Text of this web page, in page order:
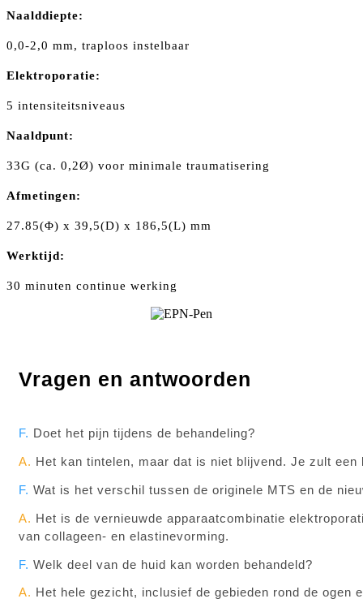
Naalddiepte:
0,0-2,0 mm, traploos instelbaar
Elektroporatie:
5 intensiteitsniveaus
Naaldpunt:
33G (ca. 0,2Ø) voor minimale traumatisering
Afmetingen:
27.85(Φ) x 39,5(D) x 186,5(L) mm
Werktijd:
30 minuten continue werking
Vragen en antwoorden
F. Doet het pijn tijdens de behandeling?
A. Het kan tintelen, maar dat is niet blijvend. Je zult
F. Wat is het verschil tussen de originele MTS en de
A. Het is de vernieuwde apparaatcombinatie
van collageen- en elastinevorming.
F. Welk deel van de huid kan worden behandeld?
A. Het hele gezicht, inclusief de gebieden rond de ogen